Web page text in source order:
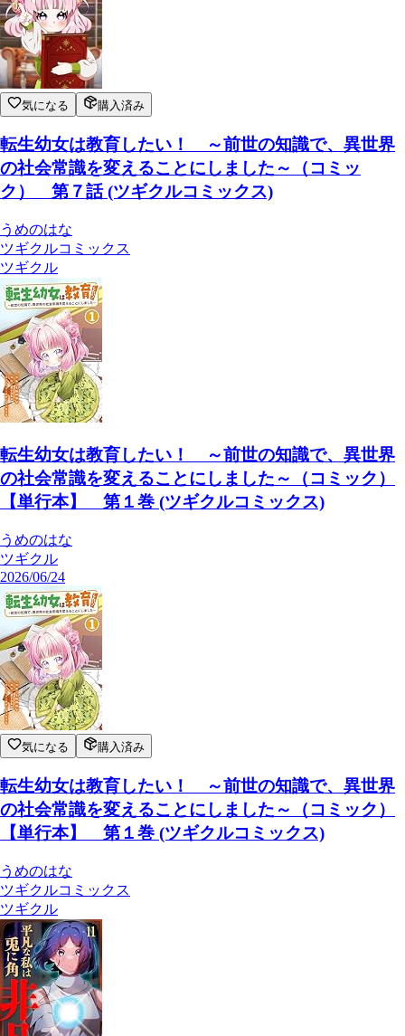
気になる 購入済み
転生幼女は教育したい！ ～前世の知識で、異世界
の社会常識を変えることにしました～（コミッ
ク） 第７話 (ツギクルコミックス)
うめのはな
ツギクルコミックス
ツギクル
転生幼女は教育したい！ ～前世の知識で、異世界
の社会常識を変えることにしました～（コミック）
【単行本】 第１巻 (ツギクルコミックス)
うめのはな
ツギクル
2026/06/24
気になる 購入済み
転生幼女は教育したい！ ～前世の知識で、異世界
の社会常識を変えることにしました～（コミック）
【単行本】 第１巻 (ツギクルコミックス)
うめのはな
ツギクルコミックス
ツギクル